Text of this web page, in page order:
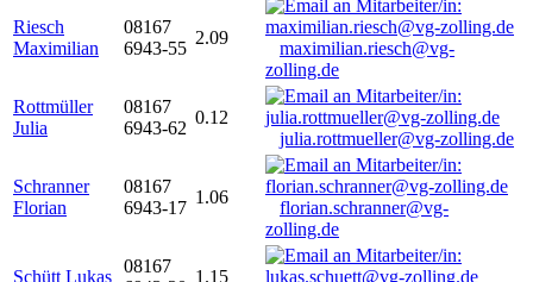
Riesch
Maximilian
08167
6943-55
2.09
maximilian.riesch@vg-
zolling.de
Rottmüller
Julia
08167
6943-62
0.12
julia.rottmueller@vg-zolling.de
Schranner
Florian
08167
6943-17
1.06
florian.schranner@vg-
zolling.de
Schütt Lukas
08167
1.15